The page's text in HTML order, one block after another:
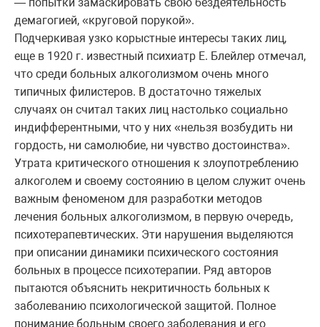
— попытки замаскировать свою бездеятельность
демагогией, «круговой порукой».
Подчеркивая узко корыстные интересы таких лиц,
еще в 1920 г. известный психиатр Е. Блейлер отмечал,
что среди больных алкоголизмом очень много
типичных филистеров. В достаточно тяжелых
случаях он считал таких лиц настолько социально
индифферентными, что у них «нельзя возбудить ни
гордость, ни самолюбие, ни чувство достоинства».
Утрата критического отношения к злоупотреблению
алкоголем и своему состоянию в целом служит очень
важным феноменом для разработки методов
лечения больных алкоголизмом, в первую очередь,
психотерапевтических. Эти нарушения выделяются
при описании динамики психического состояния
больных в процессе психотерапии. Ряд авторов
пытаются объяснить некритичность больных к
заболеванию психологической защитой. Полное
понимание больным своего заболевания и его